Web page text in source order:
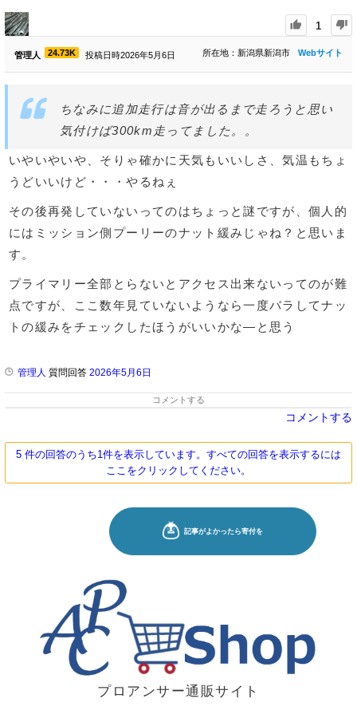
1
管理人 24.73K 投稿日時2026年5月6日 Webサイト
所在地：新潟県新潟市
ちなみに追加走行は音が出るまで走ろうと思い
気付けば300km走ってました。。
いやいやいや、そりゃ確かに天気もいいしさ、気温もちょ
うどいいけど・・・やるねぇ
その後再発していないってのはちょっと謎ですが、個人的
にはミッション側プーリーのナット緩みじゃね？と思いま
す。
プライマリー全部とらないとアクセス出来ないってのが難
点ですが、ここ数年見ていないようなら一度バラしてナッ
トの緩みをチェックしたほうがいいかな―と思う
管理人 質問回答 2026年5月6日
コメントする
コメントする
5 件の回答のうち1件を表示しています。すべての回答を表示するには
ここをクリックしてください。
プロアンサー通販サイト